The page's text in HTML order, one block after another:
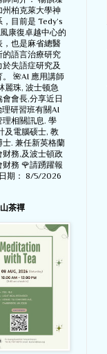
州柏克萊大學神
目前是 Tedy‘s
康復卓越中心的
，也是麻省總醫
的語言治療研究
於失語症研究及
。 🌺AI 應用講師
麗珠, 波士顿急
會長,分享近日
理研習班有關AI
理相關訊息. 學
及電腦硕士, 教
士. 兼任新英格蘭
财務,及波士頓政
财務 🌹請踴躍報
期： 8/5/2026
茶禪